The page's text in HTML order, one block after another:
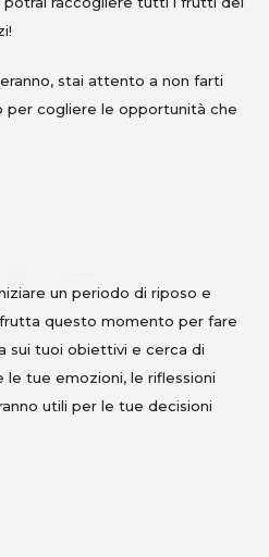
stai attento a non farti
per cogliere le opportunità che
un periodo di riposo e
questo momento per fare
sui tuoi obiettivi e cerca di
le tue emozioni, le riflessioni
utili per le tue decisioni